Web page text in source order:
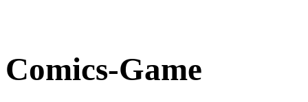
Comics-Game